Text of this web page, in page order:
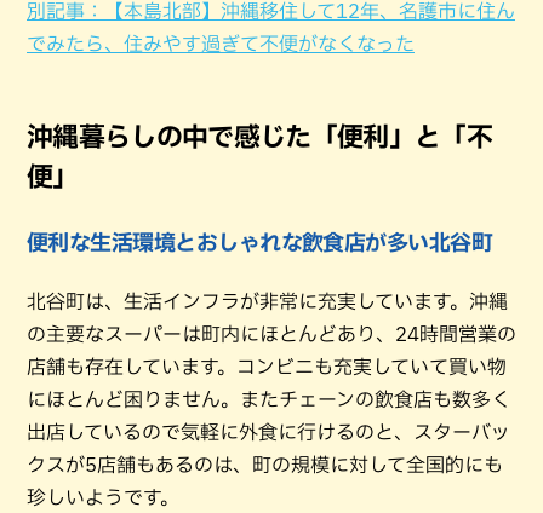
別記事：【本島北部】沖縄移住して12年、名護市に住ん
でみたら、住みやす過ぎて不便がなくなった
沖縄暮らしの中で感じた「便利」と「不
便」
便利な生活環境とおしゃれな飲食店が多い北谷町
北谷町は、生活インフラが非常に充実しています。沖縄
の主要なスーパーは町内にほとんどあり、24時間営業の
店舗も存在しています。コンビニも充実していて買い物
にほとんど困りません。またチェーンの飲食店も数多く
出店しているので気軽に外食に行けるのと、スターバッ
クスが5店舗もあるのは、町の規模に対して全国的にも
珍しいようです。